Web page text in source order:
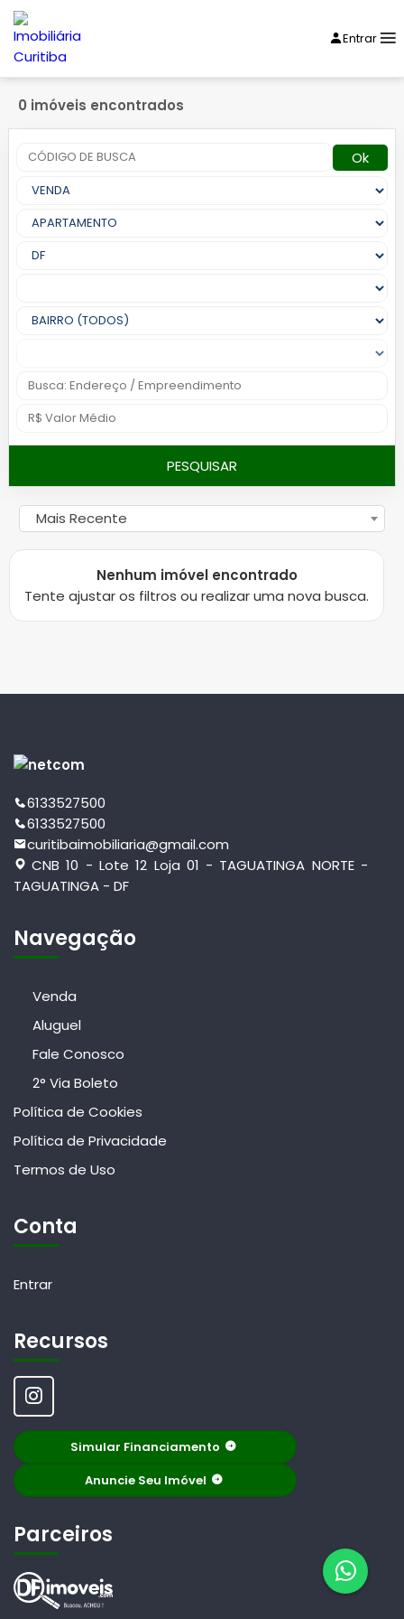
Entrar
0 imóveis encontrados
Ok
PESQUISAR
Mais Recente
Nenhum imóvel encontrado
Tente ajustar os filtros ou realizar uma nova busca.
6133527500
6133527500
curitibaimobiliaria@gmail.com
CNB 10 - Lote 12 Loja 01 - TAGUATINGA NORTE -
TAGUATINGA - DF
Navegação
Venda
Aluguel
Fale Conosco
2° Via Boleto
Política de Cookies
Política de Privacidade
Termos de Uso
Conta
Entrar
Recursos
Simular Financiamento
Anuncie Seu Imóvel
Parceiros